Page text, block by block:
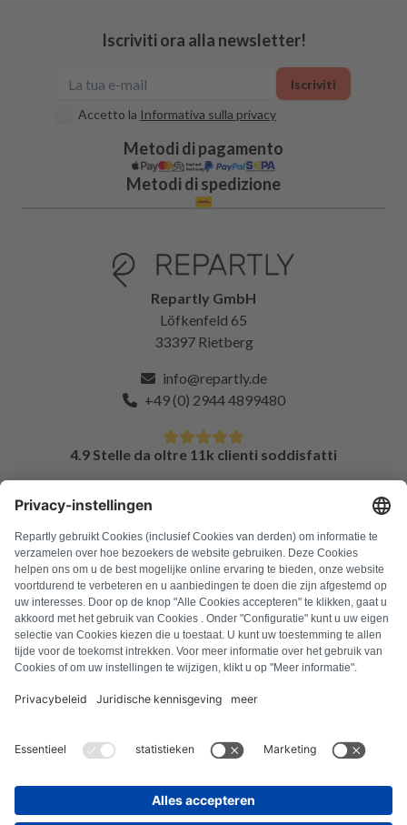
Iscriviti ora alla newsletter!
Accetto la Informativa sulla privacy
Iscriviti
Metodi di pagamento
Metodi di spedizione
Repartly GmbH
Löfkenfeld 65
33397 Rietberg
info@repartly.de
+49 (0) 2944 4899480
4.9 Stelle da oltre 11k clienti soddisfatti
DOMANDE FREQUENTI
Tutti i codici di errore
Chi siamo
Stampa
Note legali
Termini e condizioni
Informativa sui cookie
Recesso dal contratto